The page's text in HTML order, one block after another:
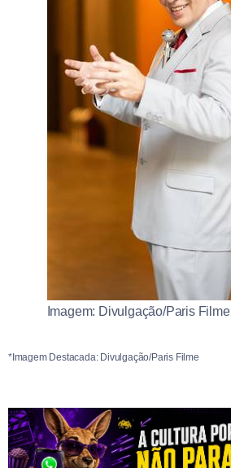
Imagem: Divulgação/Paris Filme
*Imagem Destacada: Divulgação/Paris Filme